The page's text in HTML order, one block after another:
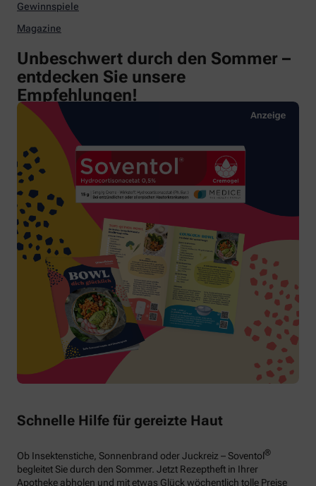
Gewinnspiele
Magazine
Unbeschwert durch den Sommer –
entdecken Sie unsere
Empfehlungen!
Schnelle Hilfe für gereizte Haut
Ob Insektenstiche, Sonnenbrand oder Juckreiz – Soventol®
begleitet Sie durch den Sommer. Jetzt Rezeptheft in Ihrer
Apotheke abholen und mit etwas Glück wöchentlich tolle Preise